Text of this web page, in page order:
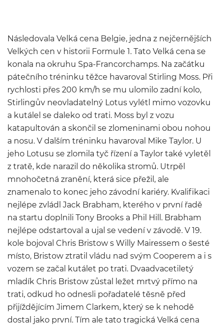
Následovala Velká cena Belgie, jedna z nejčernějších
Velkých cen v historii Formule 1. Tato Velká cena se
konala na okruhu Spa-Francorchamps. Na začátku
pátečního tréninku těžce havaroval Stirling Moss. Při
rychlosti přes 200 km/h se mu ulomilo zadní kolo,
Stirlingův neovladatelný Lotus vylétl mimo vozovku
a kutálel se daleko od trati. Moss byl z vozu
katapultován a skončil se zlomeninami obou nohou
a nosu. V dalším tréninku havaroval Mike Taylor. U
jeho Lotusu se zlomila tyč řízení a Taylor také vyletěl
z tratě, kde narazil do několika stromů. Utrpěl
mnohočetná zranění, která sice přežil, ale
znamenalo to konec jeho závodní kariéry. Kvalifikaci
nejlépe zvládl Jack Brabham, kterého v první řadě
na startu doplnili Tony Brooks a Phil Hill. Brabham
nejlépe odstartoval a ujal se vedení v závodě. V 19.
kole bojoval Chris Bristow s Willy Mairessem o šesté
místo, Bristow ztratil vládu nad svým Cooperem a i s
vozem se začal kutálet po trati. Dvaadvacetiletý
mladík Chris Bristow zůstal ležet mrtvý přímo na
trati, odkud ho odnesli pořadatelé těsně před
přijíždějícím Jimem Clarkem, který se k nehodě
dostal jako první. Tím ale tato tragická Velká cena